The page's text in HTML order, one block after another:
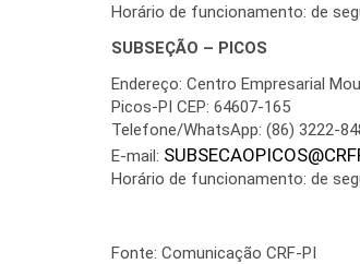
Horário de funcionamento: de
SUBSEÇÃO – PICOS
Endereço: Centro Empresarial
Picos-PI CEP: 64607-165
Telefone/WhatsApp: (86) 3222-
E-mail:
Horário de funcionamento: de
Fonte: Comunicação CRF-PI